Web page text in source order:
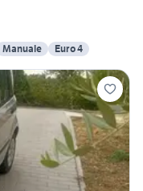
Manuale Euro 4